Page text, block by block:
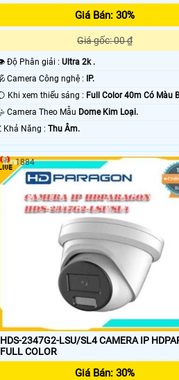
Giá Bán: 30%
Giá gốc: 00 ₫
👁 Độ Phân giải : Ultra 2k .
🕉️ Camera Công nghệ : IP.
🌔 Khi xem thiếu sáng : Full Color 40m Có Màu
🤹 Camera Theo Mẫu Dome Kim Loại.
️₤ Khả Năng : Thu Âm.
HDS-2347G2-LSU/SL4 CAMERA IP
FULL COLOR
Giá Bán: 30%
1884